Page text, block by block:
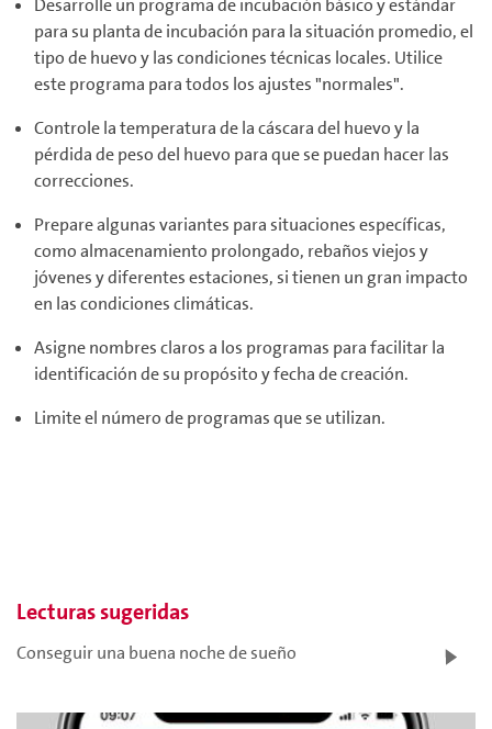
para su planta de incubación para la situación promedio, el
tipo de huevo y las condiciones técnicas locales. Utilice
este programa para todos los ajustes "normales".
Controle la temperatura de la cáscara del huevo y la
pérdida de peso del huevo para que se puedan hacer las
correcciones.
Prepare algunas variantes para situaciones específicas,
como almacenamiento prolongado, rebaños viejos y
jóvenes y diferentes estaciones, si tienen un gran impacto
en las condiciones climáticas.
Asigne nombres claros a los programas para facilitar la
identificación de su propósito y fecha de creación.
Limite el número de programas que se utilizan.
Lecturas sugeridas
Conseguir una buena noche de sueño